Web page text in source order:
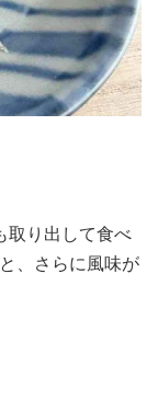
取り出して食べ
、さらに風味が